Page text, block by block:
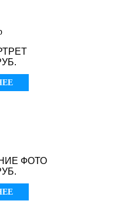
ФОТО